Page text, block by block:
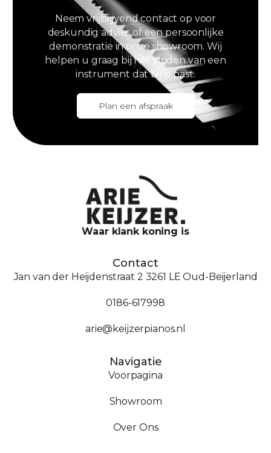
Neem vrijblijvend contact op voor
deskundig advies of een persoonlijke
demonstratie in onze showroom. Wij
helpen u graag bij het vinden van een
instrument dat bij u past.
Plan een afspraak
Waar klank koning is
Contact
Jan van der Heijdenstraat 2 3261 LE Oud-Beijerland
0186-617998
arie@keijzerpianos.nl
Navigatie
Voorpagina
Showroom
Over Ons